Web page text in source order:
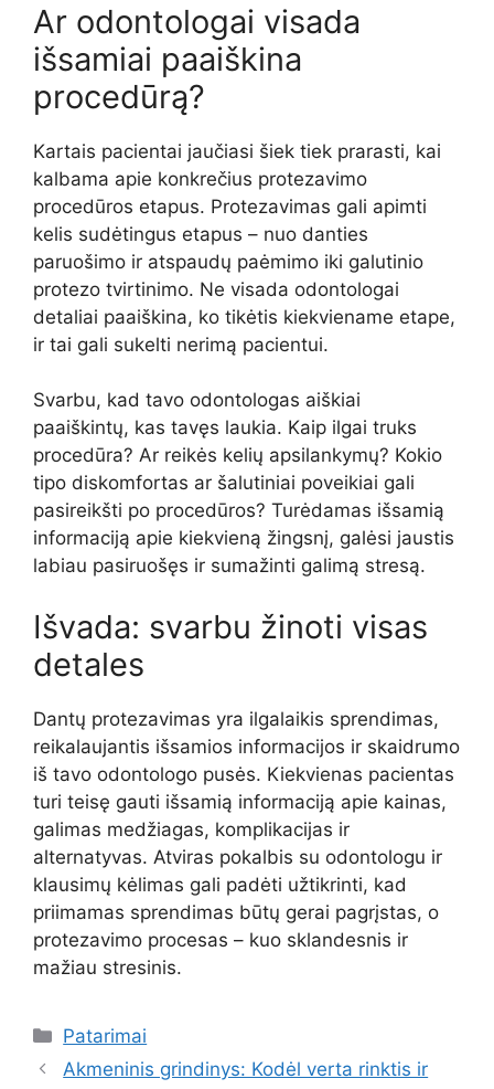
Ar odontologai visada
išsamiai paaiškina
procedūrą?
Kartais pacientai jaučiasi šiek tiek prarasti, kai
kalbama apie konkrečius protezavimo
procedūros etapus. Protezavimas gali apimti
kelis sudėtingus etapus – nuo danties
paruošimo ir atspaudų paėmimo iki galutinio
protezo tvirtinimo. Ne visada odontologai
detaliai paaiškina, ko tikėtis kiekviename etape,
ir tai gali sukelti nerimą pacientui.
Svarbu, kad tavo odontologas aiškiai
paaiškintų, kas tavęs laukia. Kaip ilgai truks
procedūra? Ar reikės kelių apsilankymų? Kokio
tipo diskomfortas ar šalutiniai poveikiai gali
pasireikšti po procedūros? Turėdamas išsamią
informaciją apie kiekvieną žingsnį, galėsi jaustis
labiau pasiruošęs ir sumažinti galimą stresą.
Išvada: svarbu žinoti visas
detales
Dantų protezavimas yra ilgalaikis sprendimas,
reikalaujantis išsamios informacijos ir skaidrumo
iš tavo odontologo pusės. Kiekvienas pacientas
turi teisę gauti išsamią informaciją apie kainas,
galimas medžiagas, komplikacijas ir
alternatyvas. Atviras pokalbis su odontologu ir
klausimų kėlimas gali padėti užtikrinti, kad
priimamas sprendimas būtų gerai pagrįstas, o
protezavimo procesas – kuo sklandesnis ir
mažiau stresinis.
Kategorijos
Patarimai
Akmeninis grindinys: Kodėl verta rinktis ir